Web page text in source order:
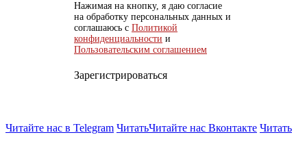
Нажимая на кнопку, я даю согласие
на обработку персональных данных и
соглашаюсь с Политикой
конфиденциальности и
Пользовательским соглашением
Зарегистрироваться
Читайте нас в Telegram ЧитатьЧитайте нас Вконтакте Читать